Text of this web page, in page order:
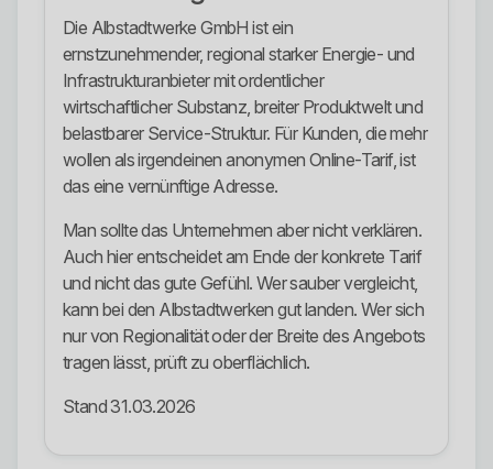
Die Albstadtwerke GmbH ist ein
ernstzunehmender, regional starker Energie- und
Infrastrukturanbieter mit ordentlicher
wirtschaftlicher Substanz, breiter Produktwelt und
belastbarer Service-Struktur. Für Kunden, die mehr
wollen als irgendeinen anonymen Online-Tarif, ist
das eine vernünftige Adresse.
Man sollte das Unternehmen aber nicht verklären.
Auch hier entscheidet am Ende der konkrete Tarif
und nicht das gute Gefühl. Wer sauber vergleicht,
kann bei den Albstadtwerken gut landen. Wer sich
nur von Regionalität oder der Breite des Angebots
tragen lässt, prüft zu oberflächlich.
Stand 31.03.2026